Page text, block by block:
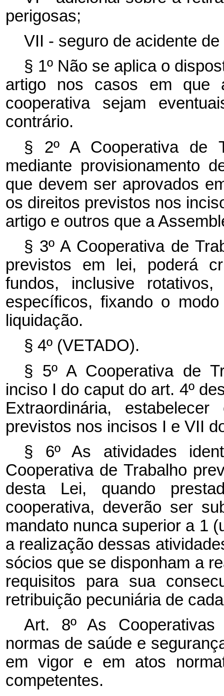
perigosas;
VII - seguro de acidente
§ 1º Não se aplica o
artigo nos casos em
cooperativa sejam
contrário.
§ 2º A Cooperativa de
mediante provisionamento
que devem ser aprovados
os direitos previstos nos
artigo e outros que a
§ 3º A Cooperativa de
previstos em lei, poderá
fundos, inclusive
específicos, fixando o
liquidação.
§ 4º (VETADO).
§ 5º A Cooperativa de
inciso I do caput do art. 4º
Extraordinária,
previstos nos incisos I e VII
§ 6º As atividades
Cooperativa de Trabalho
desta Lei, quando
cooperativa, deverão ser
mandato nunca superior a 1
a realização dessas
sócios que se disponham a
requisitos para sua
retribuição pecuniária de
Art. 8º As
normas de saúde e
em vigor e em atos
competentes.